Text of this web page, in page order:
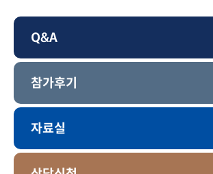
Q&A
참가후기
자료실